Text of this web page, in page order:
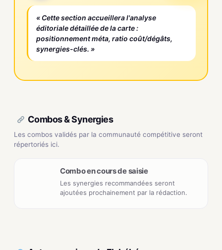
« Cette section accueillera l'analyse
éditoriale détaillée de la carte :
positionnement méta, ratio coût/dégâts,
synergies-clés. »
Combos & Synergies
Les combos validés par la communauté compétitive seront
répertoriés ici.
Combo en cours de saisie
Les synergies recommandées seront
ajoutées prochainement par la rédaction.